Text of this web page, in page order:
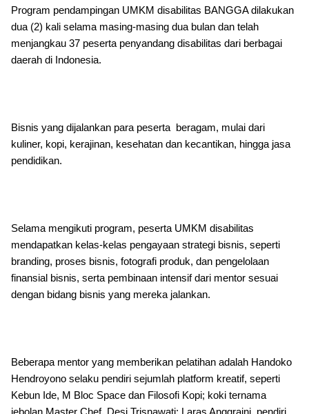
Program pendampingan UMKM disabilitas BANGGA dilakukan
dua (2) kali selama masing-masing dua bulan dan telah
menjangkau 37 peserta penyandang disabilitas dari berbagai
daerah di Indonesia.
Bisnis yang dijalankan para peserta beragam, mulai dari
kuliner, kopi, kerajinan, kesehatan dan kecantikan, hingga jasa
pendidikan.
Selama mengikuti program, peserta UMKM disabilitas
mendapatkan kelas-kelas pengayaan strategi bisnis, seperti
branding, proses bisnis, fotografi produk, dan pengelolaan
finansial bisnis, serta pembinaan intensif dari mentor sesuai
dengan bidang bisnis yang mereka jalankan.
Beberapa mentor yang memberikan pelatihan adalah Handoko
Hendroyono selaku pendiri sejumlah platform kreatif, seperti
Kebun Ide, M Bloc Space dan Filosofi Kopi; koki ternama
jebolan Master Chef, Desi Trisnawati; Laras Anggraini, pendiri